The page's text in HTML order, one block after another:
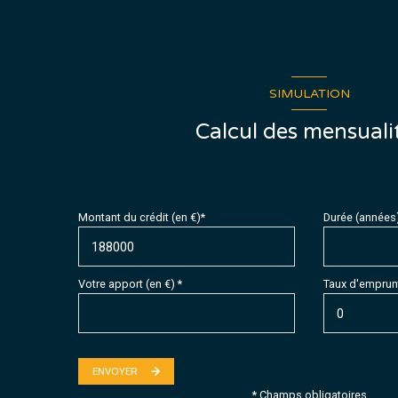
SIMULATION
Calcul des
Montant du crédit (en €)* Durée
Votre apport (en €) * Taux
ENVOYER
* Champs obligatoires